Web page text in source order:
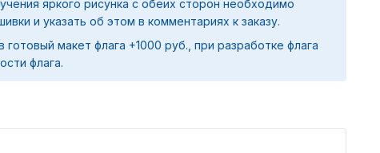
яркого рисунка с обеих сторон необходимо
и указать об этом в комментариях к заказу.
макет флага +1000 руб., при разработке флага
флага.